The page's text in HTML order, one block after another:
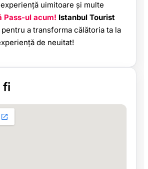
uimitoare și multe
Pass-ul acum! Istanbul Tourist
a transforma călătoria ta la
de neuitat!
fi